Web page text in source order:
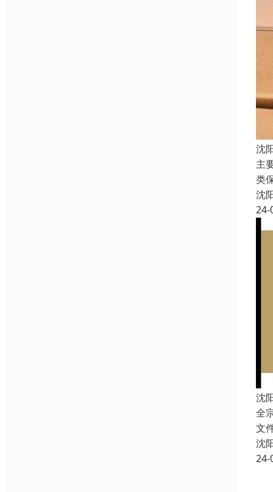
沈
主
类
沈
24-
沈
全
文
沈
24-